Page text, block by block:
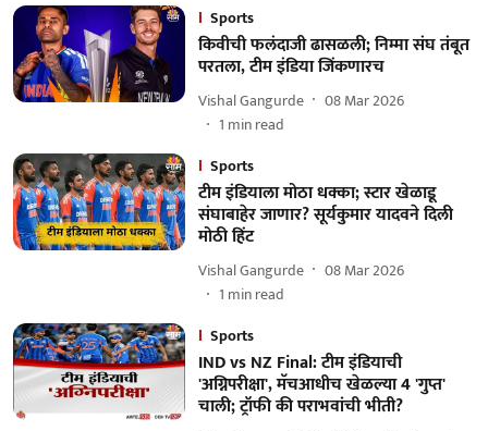
Sports
किवीची फलंदाजी ढासळली; निम्मा संघ तंबूत
परतला, टीम इंडिया जिंकणारच
Vishal Gangurde
08 Mar 2026
1 min read
Sports
टीम इंडियाला मोठा धक्का; स्टार खेळाडू
संघाबाहेर जाणार? सूर्यकुमार यादवने दिली
मोठी हिंट
Vishal Gangurde
08 Mar 2026
1 min read
Sports
IND vs NZ Final: टीम इंडियाची
'अग्निपरीक्षा', मॅचआधीच खेळल्या 4 'गुप्त'
चाली; ट्रॉफी की पराभवांची भीती?